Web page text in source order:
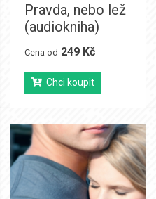
Pravda, nebo lež
(audiokniha)
Cena od 249 Kč
Chci koupit